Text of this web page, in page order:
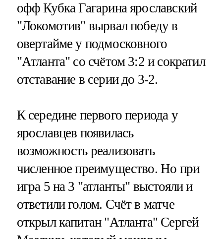
офф Кубка Гагарина ярославский
"Локомотив" вырвал победу в
овертайме у подмосковного
"Атланта" со счётом 3:2 и сократил
отставание в серии до 3-2.
К середине первого периода у
ярославцев появилась
возможность реализовать
численное преимущество. Но при
игра 5 на 3 "атланты" выстояли и
ответили голом. Счёт в матче
открыл капитан "Атланта" Сергей